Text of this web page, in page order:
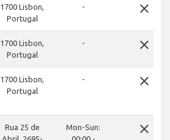
1700 Lisbon,
Portugal
- close
1700 Lisbon,
Portugal
- close
1700 Lisbon,
Portugal
- close
Rua 25 de
Mon-Sun:
close